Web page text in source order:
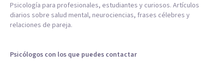
Psicología para profesionales, estudiantes y curiosos. Artículos
diarios sobre salud mental, neurociencias, frases célebres y
relaciones de pareja.
Psicólogos con los que puedes contactar